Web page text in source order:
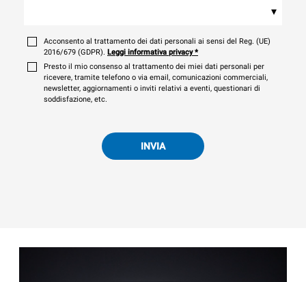
▾
Acconsento al trattamento dei dati personali ai sensi del Reg. (UE)
2016/679 (GDPR). Leggi informativa privacy*
Presto il mio consenso al trattamento dei miei dati personali per
ricevere, tramite telefono o via email, comunicazioni commerciali,
newsletter, aggiornamenti o inviti relativi a eventi, questionari di
soddisfazione, etc.
INVIA